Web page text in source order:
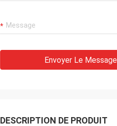
Envoyer Le Message
DESCRIPTION DE PRODUIT